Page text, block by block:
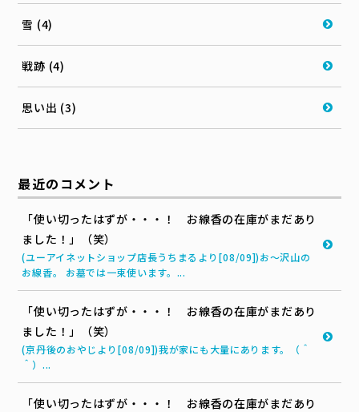
雪 (4)
戦跡 (4)
思い出 (3)
最近のコメント
「使い切ったはずが・・・！ お線香の在庫がまだあり
ました！」（笑）
(ユーアイネットショップ店長うちまるより[08/09])お～沢山の
お線香。 お墓では一束使います。...
「使い切ったはずが・・・！ お線香の在庫がまだあり
ました！」（笑）
(京丹後のおやじより[08/09])我が家にも大量にあります。（＾
＾）...
「使い切ったはずが・・・！ お線香の在庫がまだあり